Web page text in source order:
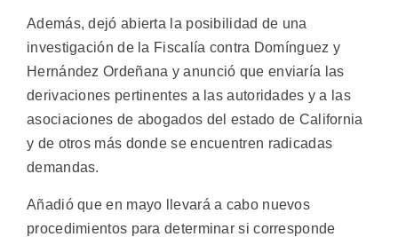
Además, dejó abierta la posibilidad de una
investigación de la Fiscalía contra Domínguez y
Hernández Ordeñana y anunció que enviaría las
derivaciones pertinentes a las autoridades y a las
asociaciones de abogados del estado de California
y de otros más donde se encuentren radicadas
demandas.
Añadió que en mayo llevará a cabo nuevos
procedimientos para determinar si corresponde